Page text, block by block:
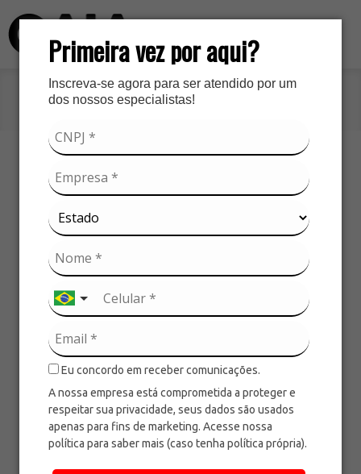
Primeira vez por aqui?
Inscreva-se agora para ser atendido por um
dos nossos especialistas!
Eu concordo em receber comunicações.
A nossa empresa está comprometida a proteger e
respeitar sua privacidade, seus dados são usados
apenas para fins de marketing. Acesse nossa
política para saber mais (caso tenha política própria).
Início»Produtos